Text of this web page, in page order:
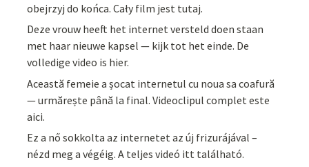
obejrzyj do końca. Cały film jest tutaj.
Deze vrouw heeft het internet versteld doen staan
met haar nieuwe kapsel — kijk tot het einde. De
volledige video is hier.
Această femeie a șocat internetul cu noua sa coafură
— urmărește până la final. Videoclipul complet este
aici.
Ez a nő sokkolta az internetet az új frizurájával –
nézd meg a végéig. A teljes videó itt található.